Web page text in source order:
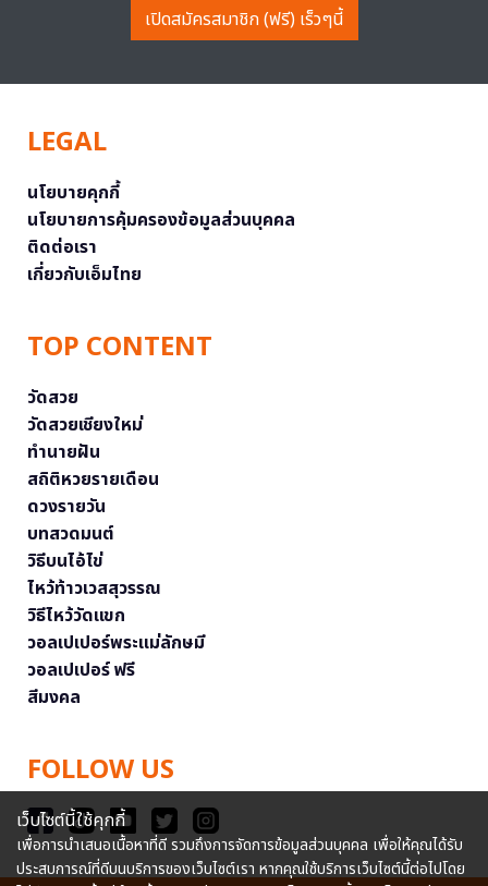
เปิดสมัครสมาชิก (ฟรี) เร็วๆนี้
LEGAL
นโยบายคุกกี้
นโยบายการคุ้มครองข้อมูลส่วนบุคคล
ติดต่อเรา
เกี่ยวกับเอ็มไทย
TOP CONTENT
วัดสวย
วัดสวยเชียงใหม่
ทำนายฝัน
สถิติหวยรายเดือน
ดวงรายวัน
บทสวดมนต์
วิธีบนไอ้ไข่
ไหว้ท้าวเวสสุวรรณ
วิธีไหว้วัดแขก
วอลเปเปอร์พระแม่ลักษมี
วอลเปเปอร์ ฟรี
สีมงคล
FOLLOW US
เว็บไซต์นี้ใช้คุกกี้
เพื่อการนำเสนอเนื้อหาที่ดี รวมถึงการจัดการข้อมูลส่วนบุคคล เพื่อให้คุณได้รับ
ประสบการณ์ที่ดีบนบริการของเว็บไซต์เรา หากคุณใช้บริการเว็บไซต์นี้ต่อไปโดย